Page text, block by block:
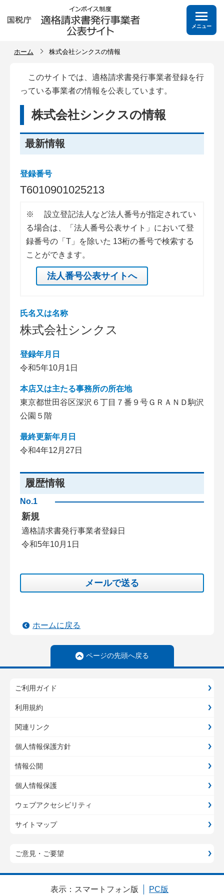
メニュー
ホーム 株式会社シンクスの情報
このサイトでは、適格請求書発行事業者登録を行
っている事業者の情報を公表しています。
株式会社シンクスの情報
最新情報
登録番号
T6010901025213
※
設立登記法人など法人番号が指定されてい
る場合は、「法人番号公表サイト」において登
録番号の「T」を除いた 13桁の番号で検索する
ことができます。
法人番号公表サイトへ
氏名又は名称
株式会社シンクス
登録年月日
令和5年10月1日
本店又は主たる事務所の所在地
東京都世田谷区深沢６丁目７番９号ＧＲＡＮＤ駒沢
公園５階
最終更新年月日
令和4年12月27日
履歴情報
No.1
新規
適格請求書発行事業者登録日
令和5年10月1日
メールで送る
ホームに戻る
ページの先頭へ戻る
ご利用ガイド
利用規約
関連リンク
個人情報保護方針
情報公開
個人情報保護
ウェブアクセシビリティ
サイトマップ
ご意見・ご要望
表示： スマートフォン版 PC版